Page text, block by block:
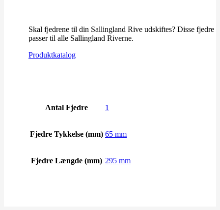
Skal fjedrene til din Sallingland Rive udskiftes? Disse fjedre
passer til alle Sallingland Riverne.
Produktkatalog
Antal Fjedre 1
Fjedre Tykkelse (mm) 65 mm
Fjedre Længde (mm) 295 mm